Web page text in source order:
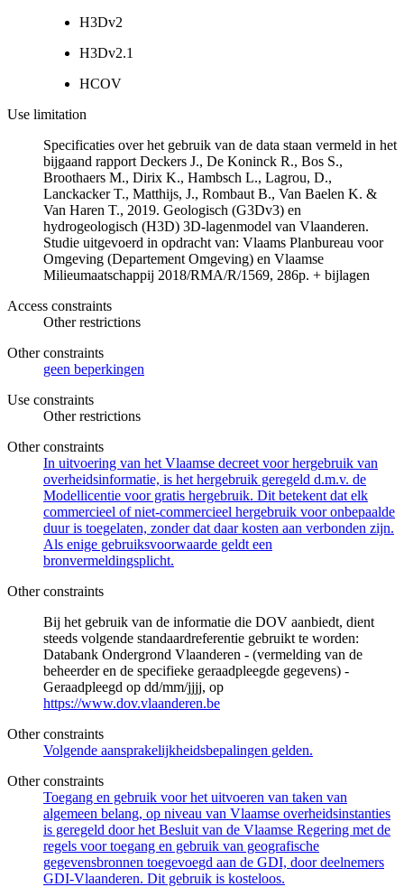
H3Dv2
H3Dv2.1
HCOV
Use limitation
Specificaties over het gebruik van de data staan vermeld in het
bijgaand rapport Deckers J., De Koninck R., Bos S.,
Broothaers M., Dirix K., Hambsch L., Lagrou, D.,
Lanckacker T., Matthijs, J., Rombaut B., Van Baelen K. &
Van Haren T., 2019. Geologisch (G3Dv3) en
hydrogeologisch (H3D) 3D-lagenmodel van Vlaanderen.
Studie uitgevoerd in opdracht van: Vlaams Planbureau voor
Omgeving (Departement Omgeving) en Vlaamse
Milieumaatschappij 2018/RMA/R/1569, 286p. + bijlagen
Access constraints
Other restrictions
Other constraints
geen beperkingen
Use constraints
Other restrictions
Other constraints
In uitvoering van het Vlaamse decreet voor hergebruik van
overheidsinformatie, is het hergebruik geregeld d.m.v. de
Modellicentie voor gratis hergebruik. Dit betekent dat elk
commercieel of niet-commercieel hergebruik voor onbepaalde
duur is toegelaten, zonder dat daar kosten aan verbonden zijn.
Als enige gebruiksvoorwaarde geldt een
bronvermeldingsplicht.
Other constraints
Bij het gebruik van de informatie die DOV aanbiedt, dient
steeds volgende standaardreferentie gebruikt te worden:
Databank Ondergrond Vlaanderen - (vermelding van de
beheerder en de specifieke geraadpleegde gegevens) -
Geraadpleegd op dd/mm/jjjj, op
https://www.dov.vlaanderen.be
Other constraints
Volgende aansprakelijkheidsbepalingen gelden.
Other constraints
Toegang en gebruik voor het uitvoeren van taken van
algemeen belang, op niveau van Vlaamse overheidsinstanties
is geregeld door het Besluit van de Vlaamse Regering met de
regels voor toegang en gebruik van geografische
gegevensbronnen toegevoegd aan de GDI, door deelnemers
GDI-Vlaanderen. Dit gebruik is kosteloos.